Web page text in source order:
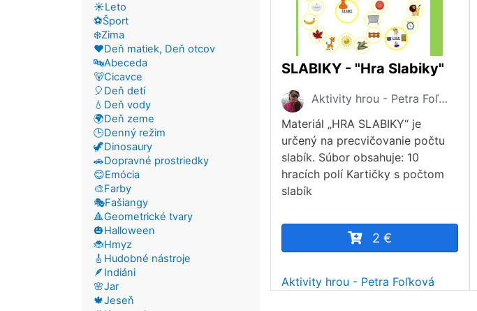
SLABIKY - "Hra Slabiky"
Aktivity hrou - Petra Foľková
Materiál „HRA SLABIKY“ je
určený na precvičovanie počtu
slabík. Súbor obsahuje: 10
hracích polí Kartičky s počtom
slabík
2 €
Aktivity hrou - Petra Foľková
☀️Leto
⚽Šport
❄️Zima
❤️Deň matiek, Deň otcov
🔤Abeceda
🐻Cicavce
🎈Deň detí
💧Deň vody
🌍Deň zeme
🕒Denný režim
🦖Dinosaury
🚗Dopravné prostriedky
😊Emócia
🎨Farby
🎭Fašiangy
🔺Geometrické tvary
🎃Halloween
🐞Hmyz
🎸Hudobné nástroje
🪶Indiáni
🌸Jar
🍁Jeseň